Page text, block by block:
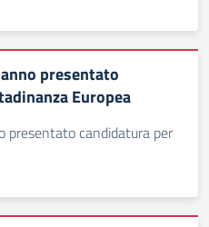
presentato
Europea
presentato candidatura per